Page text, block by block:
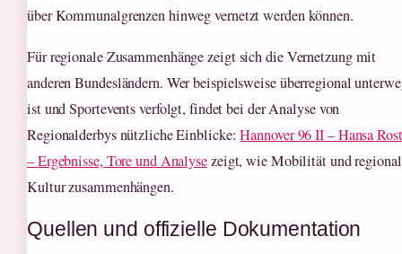
über Kommunalgrenzen hinweg vernetzt werden können.
Für regionale Zusammenhänge zeigt sich die Vernetzung mit
anderen Bundesländern. Wer beispielsweise überregional
ist und Sportevents verfolgt, findet bei der Analyse von
Regionalderbys nützliche Einblicke:Hannover 96 II – Hansa
– Ergebnisse, Tore und Analysezeigt, wie Mobilität und
Kultur zusammenhängen.
Quellen und offizielle Dokumentation